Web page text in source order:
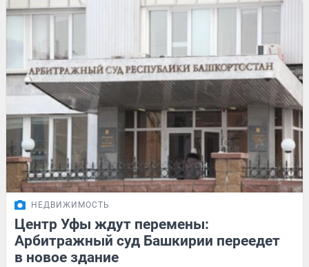
НЕДВИЖИМОСТЬ
Центр Уфы ждут перемены:
Арбитражный суд Башкирии переедет
в новое здание